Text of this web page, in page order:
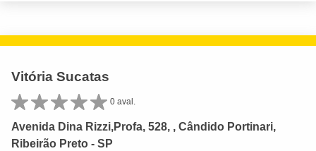
Vitória Sucatas
0 aval.
Avenida Dina Rizzi,Profa, 528, , Cândido Portinari,
Ribeirão Preto - SP